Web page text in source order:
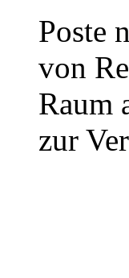
Poste
von
Raum
zur